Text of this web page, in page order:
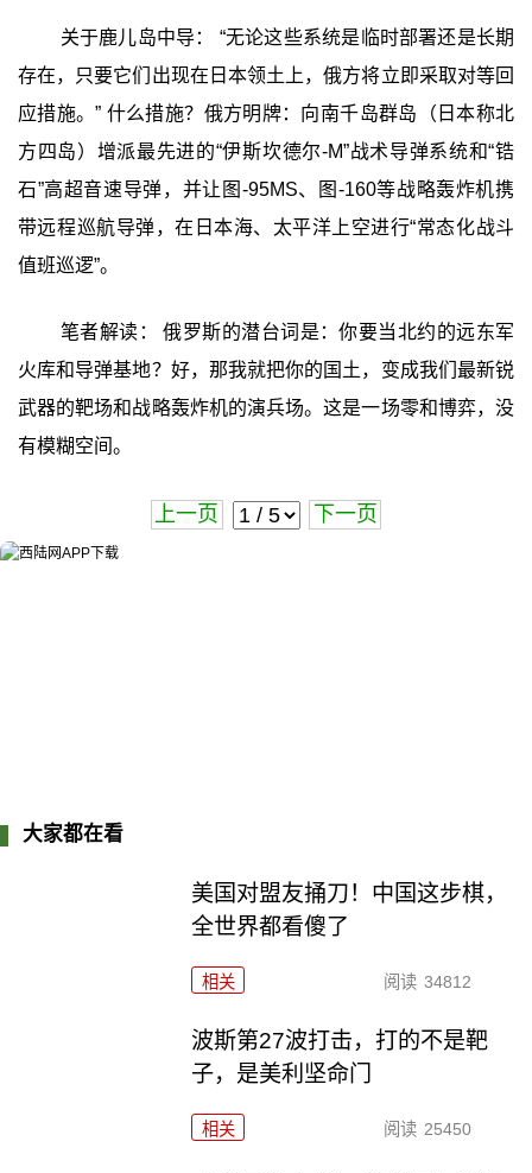
关于鹿儿岛中导： “无论这些系统是临时部署还是长期
存在，只要它们出现在日本领土上，俄方将立即采取对等回
应措施。” 什么措施？俄方明牌：向南千岛群岛（日本称北
方四岛）增派最先进的“伊斯坎德尔-M”战术导弹系统和“锆
石”高超音速导弹，并让图-95MS、图-160等战略轰炸机携
带远程巡航导弹，在日本海、太平洋上空进行“常态化战斗
值班巡逻”。
笔者解读： 俄罗斯的潜台词是：你要当北约的远东军
火库和导弹基地？好，那我就把你的国土，变成我们最新锐
武器的靶场和战略轰炸机的演兵场。这是一场零和博弈，没
有模糊空间。
上一页 下一页
大家都在看
美国对盟友捅刀！中国这步棋，
全世界都看傻了
相关 阅读 34812
波斯第27波打击，打的不是靶
子，是美利坚命门
相关 阅读 25450